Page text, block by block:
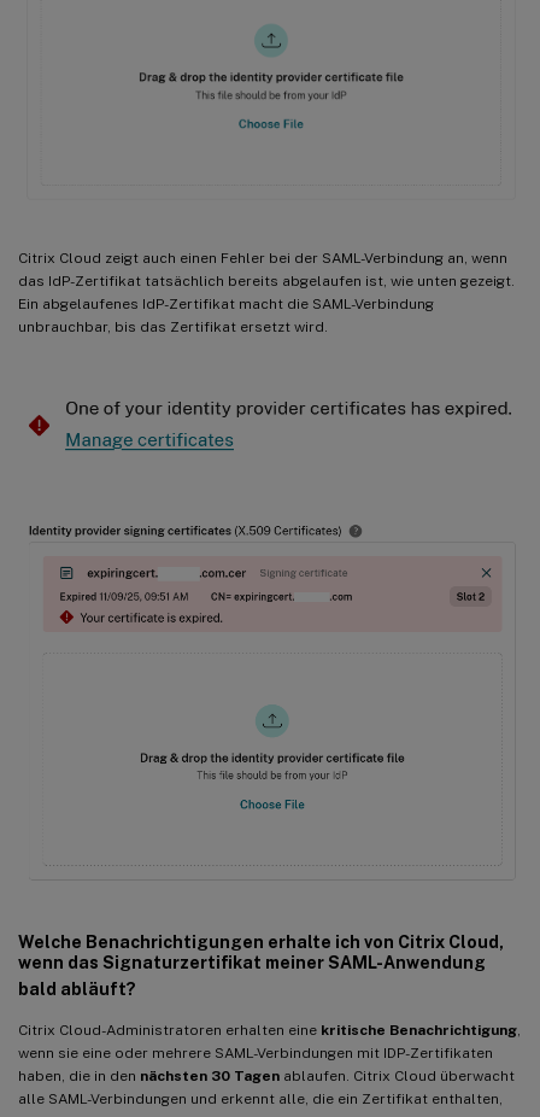
Citrix Cloud zeigt auch einen Fehler bei der SAML-Verbindung an, wenn
das IdP-Zertifikat tatsächlich bereits abgelaufen ist, wie unten gezeigt.
Ein abgelaufenes IdP-Zertifikat macht die SAML-Verbindung
unbrauchbar, bis das Zertifikat ersetzt wird.
Welche Benachrichtigungen erhalte ich von Citrix Cloud,
wenn das Signaturzertifikat meiner SAML-Anwendung
bald abläuft?
Citrix Cloud-Administratoren erhalten eine kritische Benachrichtigung,
wenn sie eine oder mehrere SAML-Verbindungen mit IDP-Zertifikaten
haben, die in den nächsten 30 Tagen ablaufen. Citrix Cloud überwacht
alle SAML-Verbindungen und erkennt alle, die ein Zertifikat enthalten,